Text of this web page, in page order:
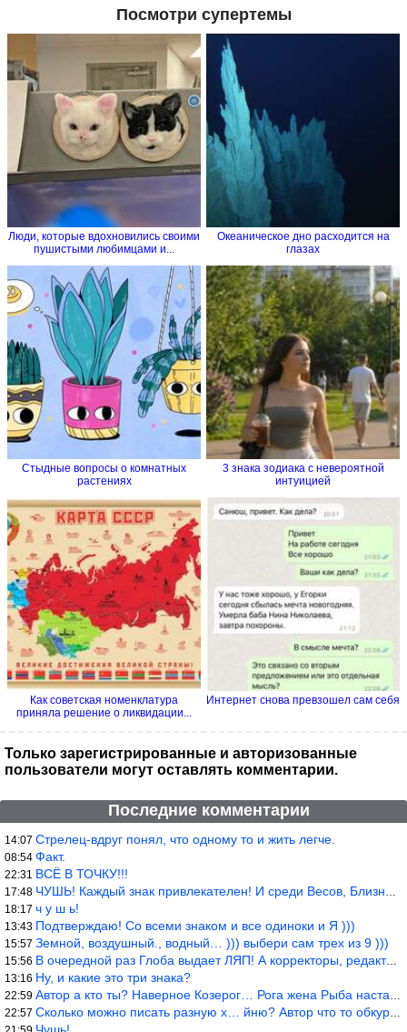
Посмотри супертемы
Люди, которые вдохновились своими
пушистыми любимцами и...
Океаническое дно расходится на
глазах
Стыдные вопросы о комнатных
растениях
3 знака зодиака с невероятной
интуицией
Как советская номенклатура
приняла решение о ликвидации...
Интернет снова превзошел сам себя
Только зарегистрированные и авторизованные
пользователи могут оставлять комментарии.
Последние комментарии
14:07 Стрелец-вдруг понял, что одному то и жить легче.
08:54 Факт.
22:31 ВСЁ В ТОЧКУ!!!
17:48 ЧУШЬ! Каждый знак привлекателен! И среди Весов, Близнецов встреч
18:17 ч у ш ь!
13:43 Подтверждаю! Со всеми знаком и все одиноки и Я )))
15:57 Земной, воздушный., водный… ))) выбери сам трех из 9 )))
15:56 В очередной раз Глоба выдает ЛЯП! А корректоры, редакторы пропус
13:16 Ну, и какие это три знака?
22:59 Автор а кто ты? Наверное Козерог… Рога жена Рыба наставила ))
22:57 Сколько можно писать разную х… йню? Автор что то обкурился?
Чушь!